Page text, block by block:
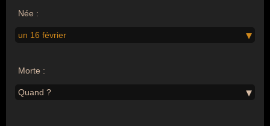
Née :
un 16 février
Morte :
Quand ?